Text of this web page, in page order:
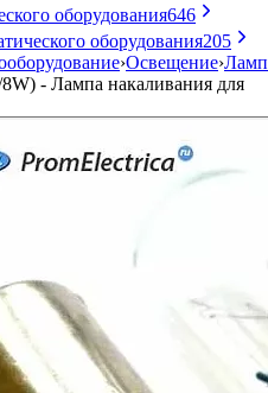
оборудования646
оборудования205
›Освещение›
- Лампа накаливания для